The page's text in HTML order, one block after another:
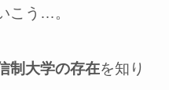
こう…。
制大学の存在を知り